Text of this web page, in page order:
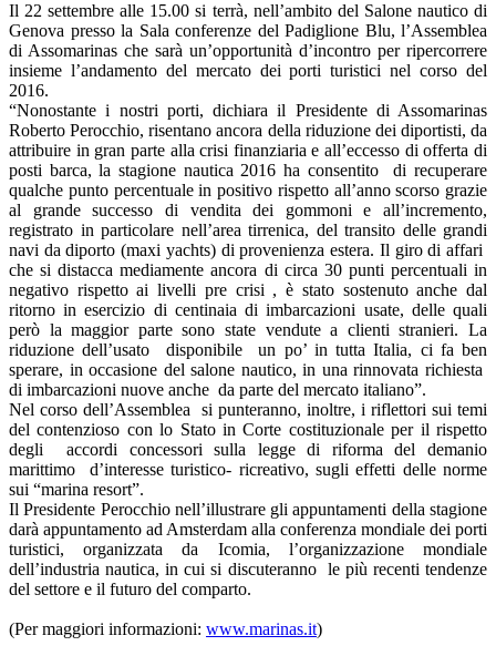
Il 22 settembre alle 15.00 si terrà, nell’ambito del Salone nautico di
Genova presso la Sala conferenze del Padiglione Blu, l’Assemblea
di Assomarinas che sarà un’opportunità d’incontro per ripercorrere
insieme l’andamento del mercato dei porti turistici nel corso del
2016.
“Nonostante i nostri porti, dichiara il Presidente di Assomarinas
Roberto Perocchio, risentano ancora della riduzione dei diportisti, da
attribuire in gran parte alla crisi finanziaria e all’eccesso di offerta di
posti barca, la stagione nautica 2016 ha consentito di recuperare
qualche punto percentuale in positivo rispetto all’anno scorso grazie
al grande successo di vendita dei gommoni e all’incremento,
registrato in particolare nell’area tirrenica, del transito delle grandi
navi da diporto (maxi yachts) di provenienza estera. Il giro di affari
che si distacca mediamente ancora di circa 30 punti percentuali in
negativo rispetto ai livelli pre crisi , è stato sostenuto anche dal
ritorno in esercizio di centinaia di imbarcazioni usate, delle quali
però la maggior parte sono state vendute a clienti stranieri. La
riduzione dell’usato disponibile un po’ in tutta Italia, ci fa ben
sperare, in occasione del salone nautico, in una rinnovata richiesta
di imbarcazioni nuove anche da parte del mercato italiano”.
Nel corso dell’Assemblea si punteranno, inoltre, i riflettori sui temi
del contenzioso con lo Stato in Corte costituzionale per il rispetto
degli accordi concessori sulla legge di riforma del demanio
marittimo d’interesse turistico- ricreativo, sugli effetti delle norme
sui “marina resort”.
Il Presidente Perocchio nell’illustrare gli appuntamenti della stagione
darà appuntamento ad Amsterdam alla conferenza mondiale dei porti
turistici, organizzata da Icomia, l’organizzazione mondiale
dell’industria nautica, in cui si discuteranno le più recenti tendenze
del settore e il futuro del comparto.
(Per maggiori informazioni: www.marinas.it)